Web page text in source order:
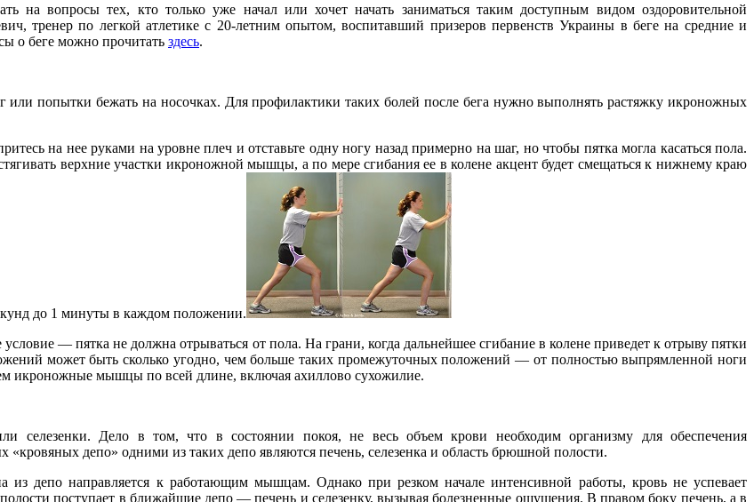
на вопросы тех, кто только уже начал или хочет начать заниматься таким доступным видом оздоровительной
тренер по легкой атлетике с 20-летним опытом, воспитавший призеров первенств Украины в беге на средние и
о беге можно прочитать здесь.
попытки бежать на носочках. Для профилактики таких болей после бега нужно выполнять растяжку икроножных
на нее руками на уровне плеч и отставьте одну ногу назад примерно на шаг, но чтобы пятка могла касаться пола.
верхние участки икроножной мышцы, а по мере сгибания ее в колене акцент будет смещаться к нижнему краю
до 1 минуты в каждом положении.
— пятка не должна отрываться от пола. На грани, когда дальнейшее сгибание в колене приведет к отрыву пятки
может быть сколько угодно, чем больше таких промежуточных положений — от полностью выпрямленной ноги
икроножные мышцы по всей длине, включая ахиллово сухожилие.
селезенки. Дело в том, что в состоянии покоя, не весь объем крови необходим организму для обеспечения
«кровяных депо» одними из таких депо являются печень, селезенка и область брюшной полости.
из депо направляется к работающим мышцам. Однако при резком начале интенсивной работы, кровь не успевает
поступает в ближайшие депо — печень и селезенку, вызывая болезненные ощущения. В правом боку печень, а в